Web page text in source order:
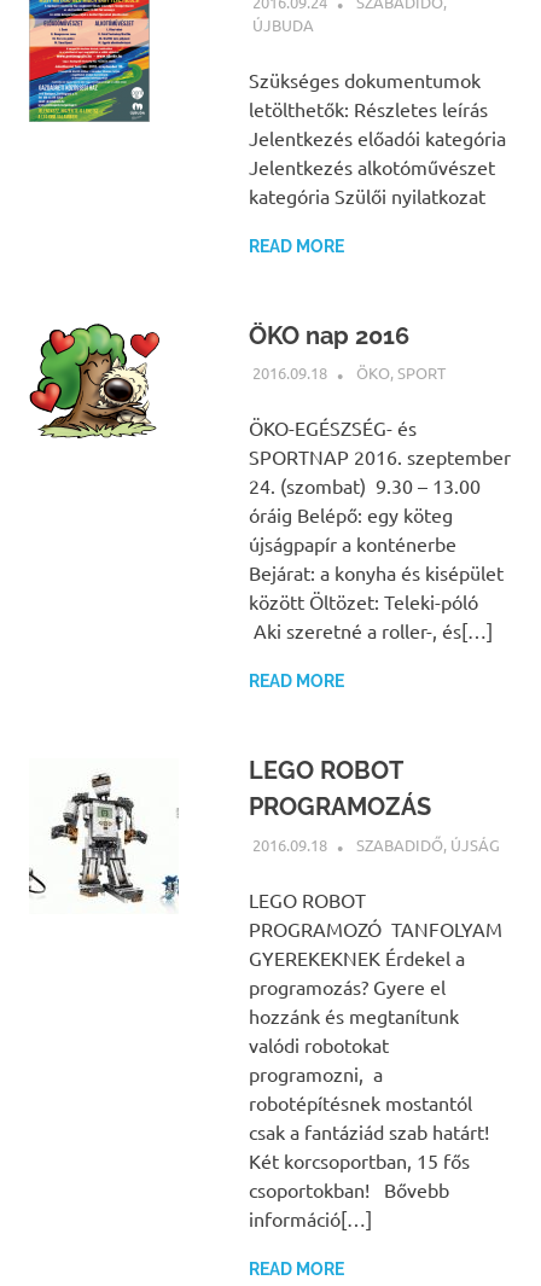
ÚJBUDA
Szükséges dokumentumok
letölthetők: Részletes leírás
Jelentkezés előadói kategória
Jelentkezés alkotóművészet
kategória Szülői nyilatkozat
READ MORE
ÖKO nap 2016
2016.09.18 NBEA
ÖKO,SPORT
ÖKO-EGÉSZSÉG- és
SPORTNAP 2016. szeptember
24. (szombat) 9.30 – 13.00
óráig Belépő: egy köteg
újságpapír a konténerbe
Bejárat: a konyha és kisépület
között Öltözet: Teleki-póló
Aki szeretné a roller-, és[…]
READ MORE
LEGO ROBOT
PROGRAMOZÁS
2016.09.18 NBEA
SZABADIDŐ, ÚJSÁG
LEGO ROBOT
PROGRAMOZÓ TANFOLYAM
GYEREKEKNEK Érdekel a
programozás? Gyere el
hozzánk és megtanítunk
valódi robotokat
programozni, a
robotépítésnek mostantól
csak a fantáziád szab határt!
Két korcsoportban, 15 fős
csoportokban! Bővebb
információ[…]
READ MORE